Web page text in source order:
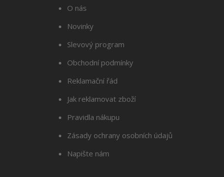
O nás
Novinky
Slevový program
Obchodní podmínky
Reklamační řád
Jak reklamovat zboží
Pravidla nákupu
Zásady ochrany osobních údajů
Napište nám